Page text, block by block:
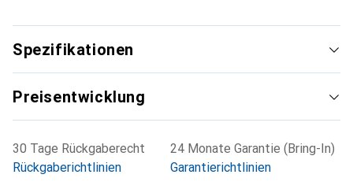
die Marke Noreve eine sichere Wahl für eine
anspruchsvolle Kundschaft.
Spezifikationen
Preisentwicklung
30 Tage Rückgaberecht
Rückgaberichtlinien
24 Monate Garantie (Bring-In)
Garantierichtlinien